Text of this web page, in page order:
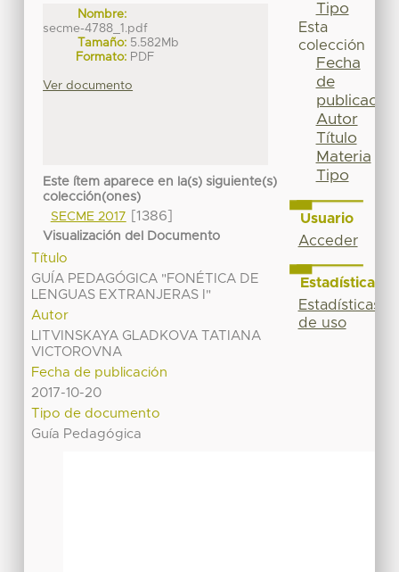
Nombre:
secme-4788_1.pdf
Tamaño: 5.582Mb
Formato: PDF
Ver documento
Este ítem aparece en la(s) siguiente(s)
colección(ones)
SECME 2017
[1386]
Visualización del Documento
Título
GUÍA PEDAGÓGICA "FONÉTICA DE
LENGUAS EXTRANJERAS I"
Autor
LITVINSKAYA GLADKOVA TATIANA
VICTOROVNA
Fecha de publicación
2017-10-20
Tipo de documento
Guía Pedagógica
Tipo
Esta
colección
Fecha
de
publicación
Autor
Título
Materia
Tipo
Usuario
Acceder
Estadísticas
Estadísticas
de uso